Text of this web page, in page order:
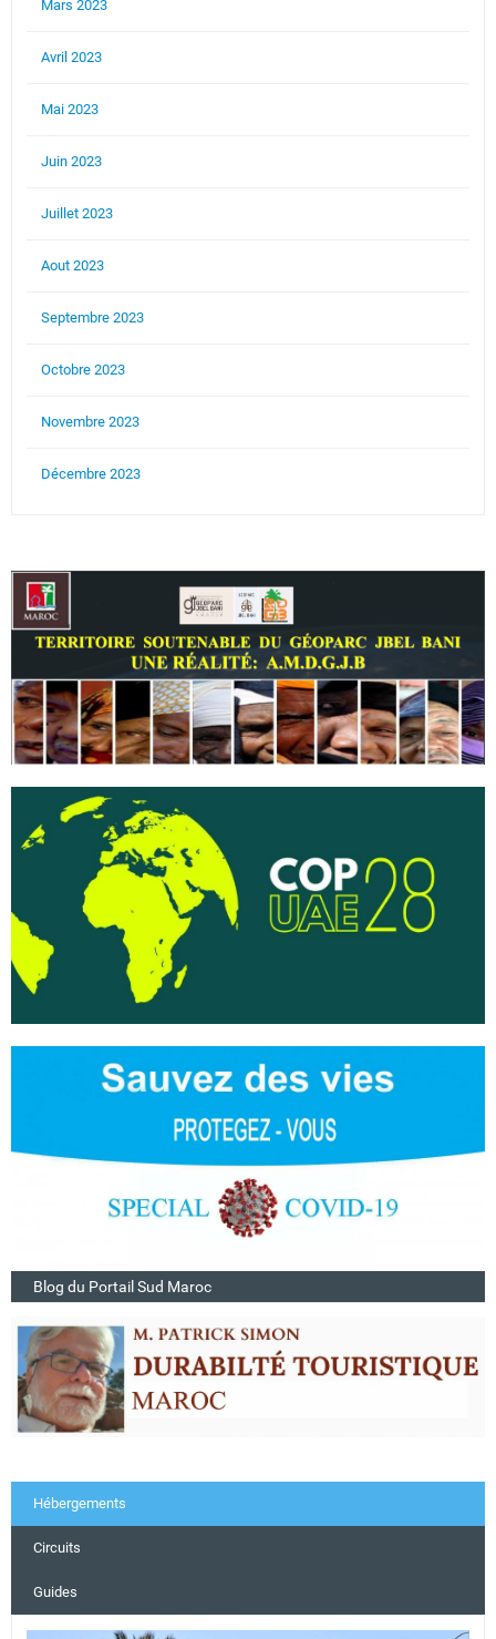
Mars 2023
Avril 2023
Mai 2023
Juin 2023
Juillet 2023
Aout 2023
Septembre 2023
Octobre 2023
Novembre 2023
Décembre 2023
Blog du Portail Sud Maroc
Hébergements
Circuits
Guides